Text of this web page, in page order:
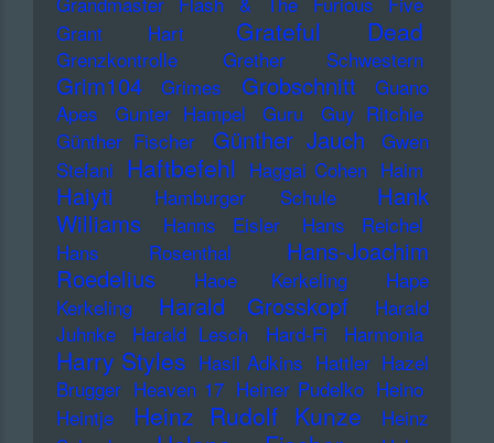
Grant Hart
Grateful Dead
Grenzkontrolle Grether Schwestern
Grim104 Grimes Grobschnitt
Guano
Apes
Gunter Hampel Guru
Guy Ritchie
Günther Fischer
Günther Jauch
Gwen
Stefani Haftbefehl Haggai Cohen Haim
Haiyti Hamburger Schule
Hank
Williams
Hanns Eisler
Hans Reichel
Hans Rosenthal
Hans-Joachim
Roedelius
Haoe Kerkeling
Hape
Kerkeling
Harald Grosskopf
Harald
Juhnke
Harald Lesch Hard-Fi Harmonia
Harry Styles Hasil Adkins Hattler Hazel
Brugger Heaven 17 Heiner Pudelko Heino
Heintje
Heinz Rudolf Kunze
Heinz